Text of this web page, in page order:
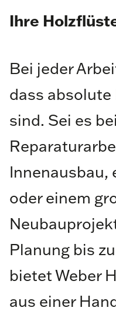
Ihre
Bei jeder
dass absolute
sind. Sei es
Innenausbau,
oder einem
Planung bis
bietet Weber
aus einer